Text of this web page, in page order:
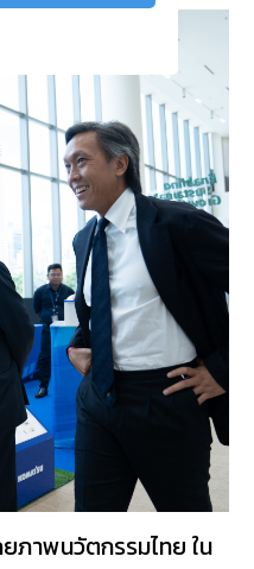
ภาพนวัตกรรมไทย ใน